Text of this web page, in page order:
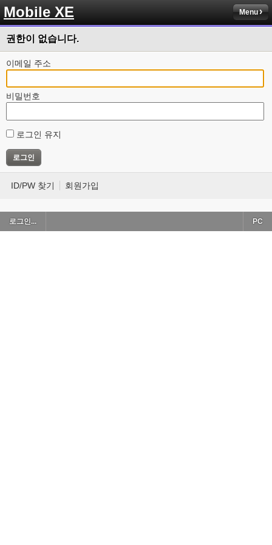
Mobile XE Menu
권한이 없습니다.
이메일 주소
비밀번호
로그인 유지
ID/PW 찾기 회원가입
로그인... PC